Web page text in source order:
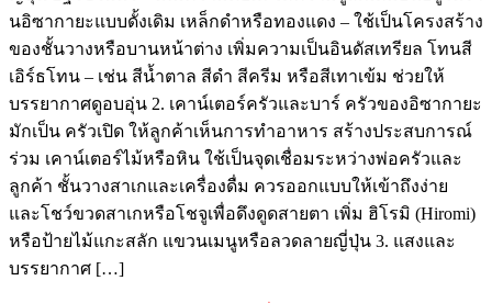
นอิซากายะแบบดั้งเดิม เหล็กดำหรือทองแดง – ใช้เป็นโครงสร้าง
ของชั้นวางหรือบานหน้าต่าง เพิ่มความเป็นอินดัสเทรียล โทนสี
เอิร์ธโทน – เช่น สีน้ำตาล สีดำ สีครีม หรือสีเทาเข้ม ช่วยให้
บรรยากาศดูอบอุ่น 2. เคาน์เตอร์ครัวและบาร์ ครัวของอิซากายะ
มักเป็น ครัวเปิด ให้ลูกค้าเห็นการทำอาหาร สร้างประสบการณ์
ร่วม เคาน์เตอร์ไม้หรือหิน ใช้เป็นจุดเชื่อมระหว่างพ่อครัวและ
ลูกค้า ชั้นวางสาเกและเครื่องดื่ม ควรออกแบบให้เข้าถึงง่าย
และโชว์ขวดสาเกหรือโชจูเพื่อดึงดูดสายตา เพิ่ม ฮิโรมิ (Hiromi)
หรือป้ายไม้แกะสลัก แขวนเมนูหรือลวดลายญี่ปุ่น 3. แสงและ
บรรยากาศ […]